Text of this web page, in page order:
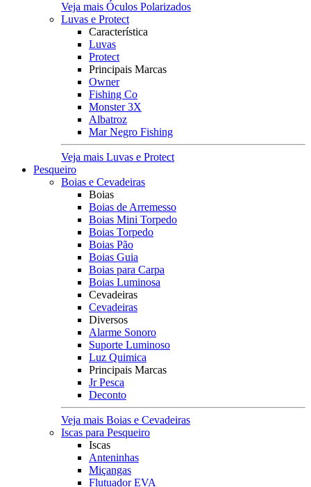
Veja mais Óculos Polarizados
Luvas e Protect
Característica
Luvas
Protect
Principais Marcas
Owner
Fishing Co
Monster 3X
Albatroz
Mar Negro Fishing
Veja mais Luvas e Protect
Pesqueiro
Boias e Cevadeiras
Boias
Boias de Arremesso
Boias Mini Torpedo
Boias Torpedo
Boias Pão
Boias Guia
Boias para Carpa
Boias Luminosa
Cevadeiras
Cevadeiras
Diversos
Alarme Sonoro
Suporte Luminoso
Luz Quimica
Principais Marcas
Jr Pesca
Deconto
Veja mais Boias e Cevadeiras
Iscas para Pesqueiro
Iscas
Anteninhas
Miçangas
Flutuador EVA